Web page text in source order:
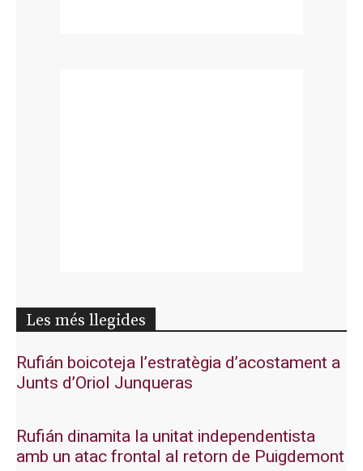
Les més llegides
Rufián boicoteja l’estratègia d’acostament a
Junts d’Oriol Junqueras
Rufián dinamita la unitat independentista
amb un atac frontal al retorn de Puigdemont